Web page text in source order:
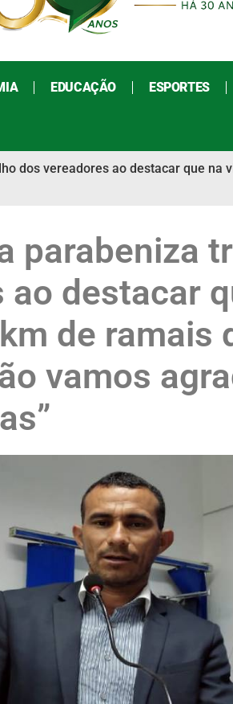
EDUCAÇÃO ESPORTES
dos vereadores ao destacar que
parabeniza
destacar
de ramais
vamos